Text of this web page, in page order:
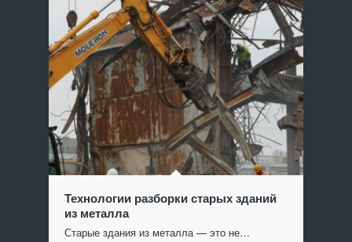
Технологии разборки старых зданий
из металла
Старые здания из металла — это не…